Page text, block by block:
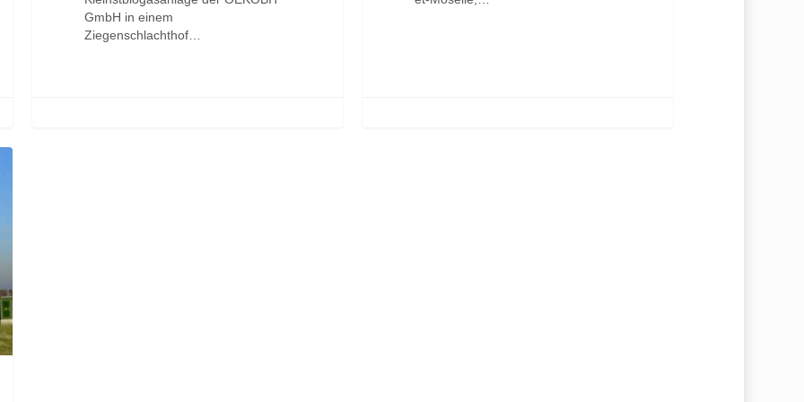
GmbH in einem
Ziegenschlachthof…